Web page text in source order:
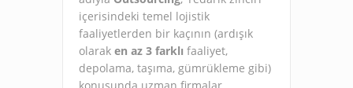
içerisindeki temel lojistik
faaliyetlerden bir kaçının (ardışık
olarak en az 3 farklı faaliyet,
depolama, taşıma, gümrükleme gibi)